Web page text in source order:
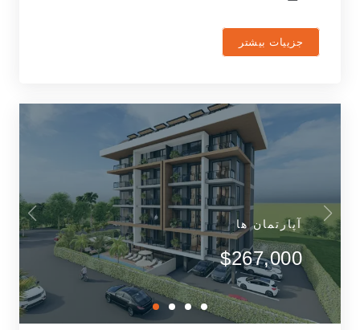
جزییات بیشتر
آپارتمان ها
$267,000